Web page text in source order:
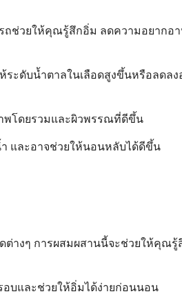
ถช่วยให้คุณรู้สึกอิ่ม ลดความอยากอา
ะดับน้ำตาลในเลือดสูงขึ้นหรือลดลง
พโดยรวมและผิวพรรณที่ดีขึ้น
และอาจช่วยให้นอนหลับได้ดีขึ้น
างๆ การผสมผสานนี้จะช่วยให้คุณ
อบและช่วยให้อิ่มได้ง่ายก่อนนอน